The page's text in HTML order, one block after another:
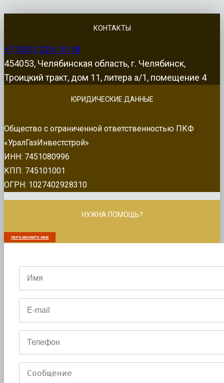
КОНТАКТЫ
+7 (351) 225-10-18
454053, Челябинская область, г. Челябинск,
Троицкий тракт, дом 11, литера а/1, помещение 4
ЮРИДИЧЕСКИЕ ДАННЫЕ
Общество с ограниченной ответственностью ПКФ
«УралГазИнвестстрой»
ИНН: 7451080996
КПП: 745101001
ОГРН: 1027402928310
НУЖНА ПОМОЩЬ?
ПЕРЕЗВОНИТЕ МНЕ